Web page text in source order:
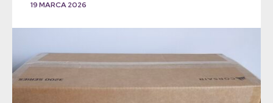
19 MARCA 2026